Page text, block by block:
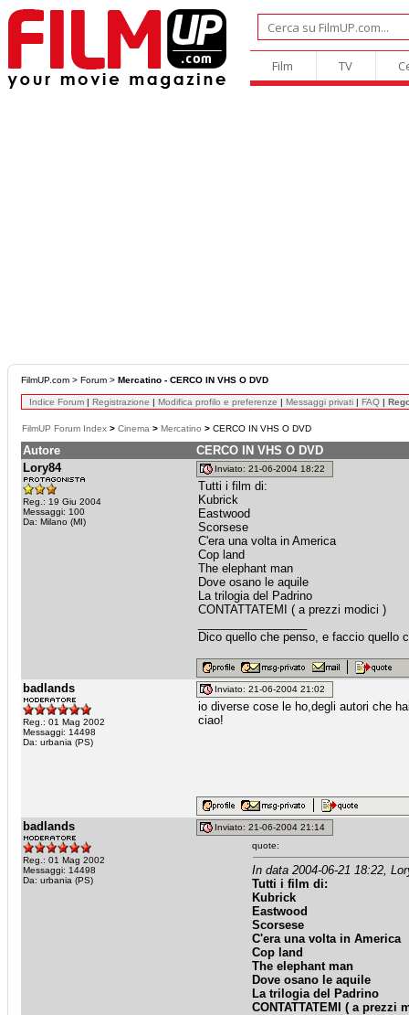
Film TV
FilmUP.com > Forum > Mercatino - CERCO IN VHS O DVD
Indice Forum | Registrazione | Modifica profilo e preferenze | Messaggi privati | FAQ |
FilmUP Forum Index > Cinema > Mercatino > CERCO IN VHS O DVD
Autore
CERCO IN VHS O DVD
Lory84
Reg.: 19 Giu 2004
Messaggi: 100
Da: Milano (MI)
Inviato: 21-06-2004 18:22
Tutti i film di:
Kubrick
Eastwood
Scorsese
C'era una volta in America
Cop land
The elephant man
Dove osano le aquile
La trilogia del Padrino
CONTATTATEMI ( a prezzi modici )
Dico quello che penso, e faccio quello
badlands
Reg.: 01 Mag 2002
Messaggi: 14498
Da: urbania (PS)
Inviato: 21-06-2004 21:02
io diverse cose le ho,degli autori che
ciao!
badlands
Reg.: 01 Mag 2002
Messaggi: 14498
Da: urbania (PS)
Inviato: 21-06-2004 21:14
quote:
In data 2004-06-21 18:22,
Tutti i film di:
Kubrick
Eastwood
Scorsese
C'era una volta in America
Cop land
The elephant man
Dove osano le aquile
La trilogia del Padrino
CONTATTATEMI ( a prezzi